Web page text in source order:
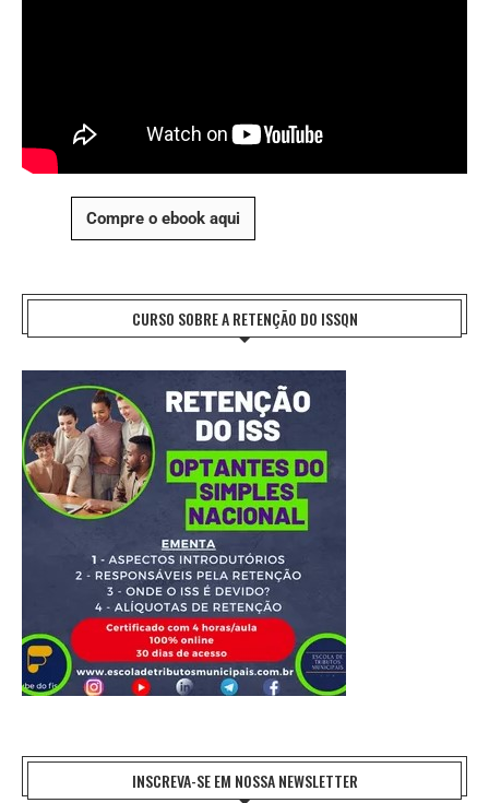
Compre o ebook aqui
CURSO SOBRE A RETENÇÃO DO ISSQN
INSCREVA-SE EM NOSSA NEWSLETTER